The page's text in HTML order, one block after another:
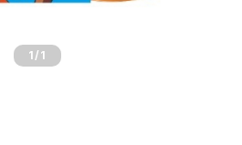
1 /1